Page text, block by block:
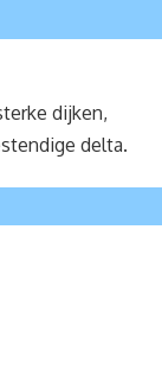
dijken,
delta.